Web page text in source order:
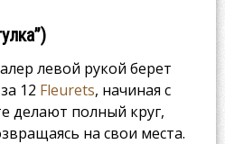
левой рукой берет
12 Fleurets, начиная с
делают полный круг,
на свои места.